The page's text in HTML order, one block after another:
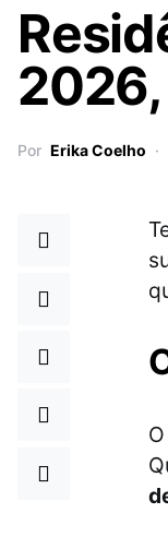
Por Erika Coelho
O